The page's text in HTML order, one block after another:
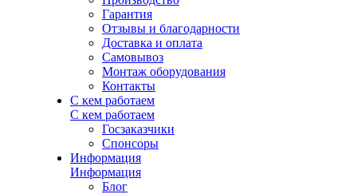
Гарантия
Отзывы и благодарности
Доставка и оплата
Самовывоз
Монтаж оборудования
Контакты
С кем работаем
С кем работаем
Госзаказчики
Спонсоры
Информация
Информация
Блог